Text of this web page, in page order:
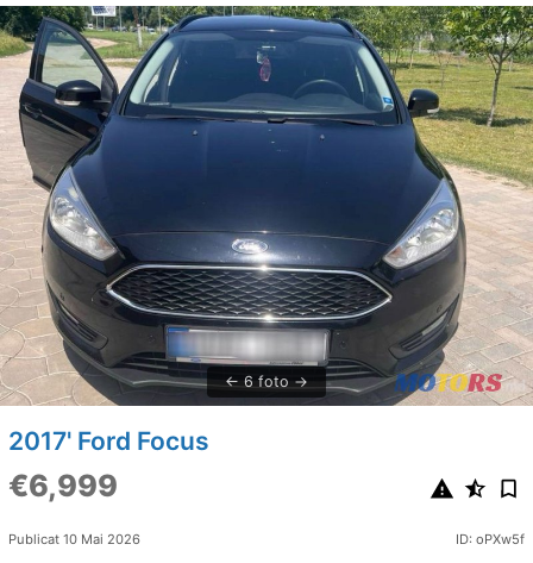
6 foto
2017' Ford Focus
€6,999
Publicat 10 Mai 2026 ID: oPXw5f